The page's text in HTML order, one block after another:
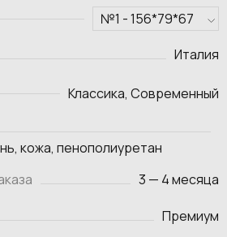
Италия
Классика, Современный
кожа, пенополиуретан
3 — 4 месяца
Премиум